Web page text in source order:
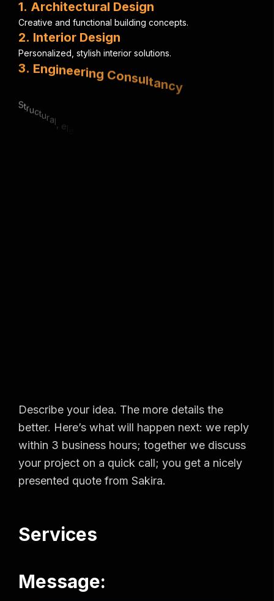
1. Architectural Design
Creative and functional building concepts.
2. Interior Design
Personalized stylish interior solutions.
3. Engineering C
Describe your idea. The more details the
better. Here’s what will happen next: we reply
within 3 business hours; together we discuss
your project on a quick call; you get a nicely
presented quote from Sakira.
Services
Message: